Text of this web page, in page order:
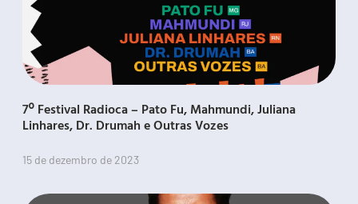
7º Festival Radioca – Pato Fu, Mahmundi, Juliana
Linhares, Dr. Drumah e Outras Vozes
15 de dezembro de 2023